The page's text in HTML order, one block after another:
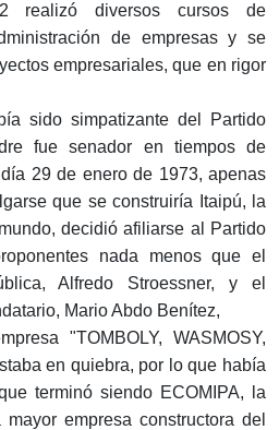
realizó diversos cursos de
de empresas y se
empresariales, que en rigor
sido simpatizante del Partido
fue senador en tiempos de
29 de enero de 1973, apenas
que se construiría Itaipú, la
decidió afiliarse al Partido
nada menos que el
Alfredo Stroessner, y el
Mario Abdo Benítez,
"TOMBOLY, WASMOSY,
en quiebra, por lo que había
terminó siendo ECOMIPA, la
empresa constructora del